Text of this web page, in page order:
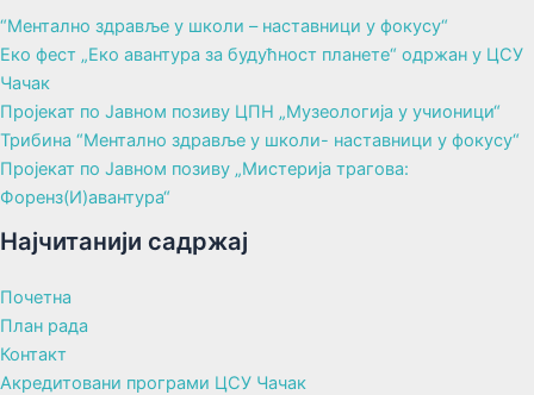
“Ментално здравље у школи – наставници у фокусу“
Еко фест „Еко авантура за будућност планете“ одржан у ЦСУ
Чачак
Пројекат по Јавном позиву ЦПН „Музеологија у учионици“
Трибина “Ментално здравље у школи- наставници у фокусу“
Пројекат по Јавном позиву „Мистерија трагова:
Форенз(И)авантура“
Најчитанији садржај
Почетна
План рада
Контакт
Акредитовани програми ЦСУ Чачак